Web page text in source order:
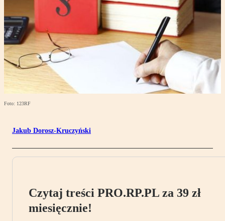
Foto: 123RF
Jakub Dorosz-Kruczyński
Czytaj treści PRO.RP.PL za 39 zł
miesięcznie!